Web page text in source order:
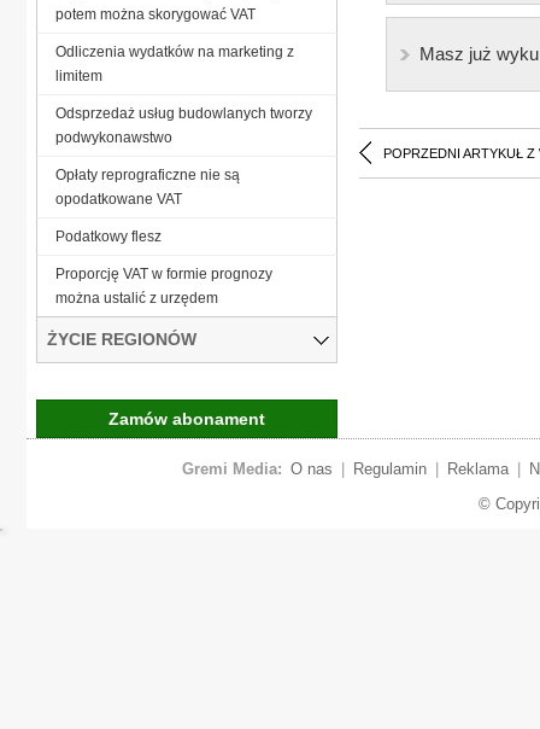
Masz już
POPRZEDNI ARTYKUŁ Z
potem można skorygować VAT
Odliczenia wydatków na marketing z
limitem
Odsprzedaż usług budowlanych tworzy
podwykonawstwo
Opłaty reprograficzne nie są
opodatkowane VAT
Podatkowy flesz
Proporcję VAT w formie prognozy
można ustalić z urzędem
ŻYCIE REGIONÓW
Zamów abonament
Gremi Media: O nas Regulamin Reklama
©